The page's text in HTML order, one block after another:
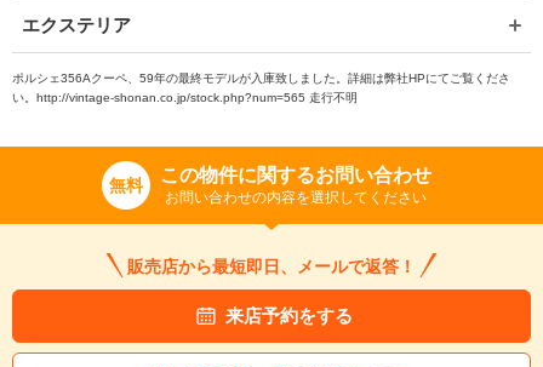
エクステリア
ポルシェ356Aクーペ、59年の最終モデルが入庫致しました。詳細は弊社HPにてご覧くださ
い。http://vintage-shonan.co.jp/stock.php?num=565 走行不明
無料 この物件に関するお問い合わせ
お問い合わせの内容を選択してください
販売店から最短即日、メールで返答！
来店予約をする